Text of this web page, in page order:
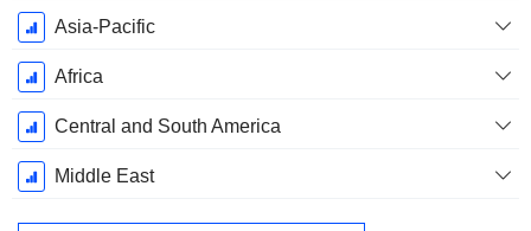
Asia-Pacific
Africa
Central and South America
Middle East